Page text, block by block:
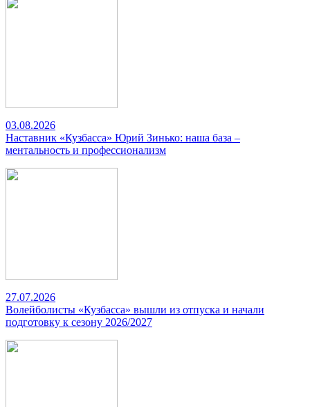
03.08.2026
Наставник «Кузбасса» Юрий Зинько: наша база –
ментальность и профессионализм
27.07.2026
Волейболисты «Кузбасса» вышли из отпуска и начали
подготовку к сезону 2026/2027